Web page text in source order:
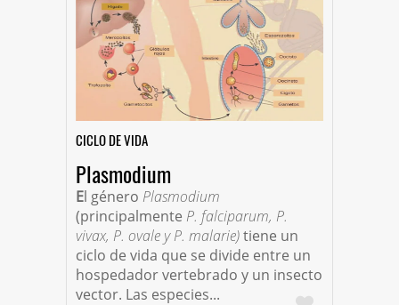
CICLO DE VIDA
Plasmodium
El género Plasmodium
(principalmente P. falciparum, P.
vivax, P. ovale y P. malarie)tiene un
ciclo de vida que se divide entre un
hospedador vertebrado y un insecto
vector. Las especies...